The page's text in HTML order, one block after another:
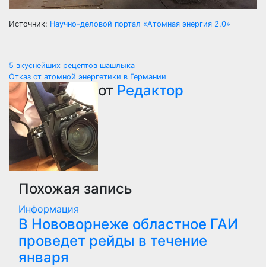
Источник: Научно-деловой портал «Атомная энергия 2.0»
Навигация
по
записям
5 вкуснейших рецептов шашлыка
Отказ от атомной энергетики в Германии
от Редактор
Похожая запись
Информация
В Нововорнеже областное ГАИ
проведет рейды в течение
января